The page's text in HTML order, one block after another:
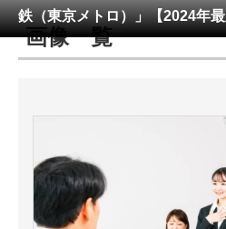
メディア
注目記事を集めた総合ページ
スマホと通信の最新トレンド
進化するPCとデバイスの未来
好きが集まる 比べて選べる
鉄（東京メトロ）」【2024年
画像一覧